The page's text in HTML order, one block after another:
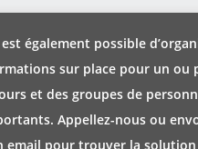
également possible
sur place pour un ou
et des groupes de
Appellez-nous ou
email pour trouver la